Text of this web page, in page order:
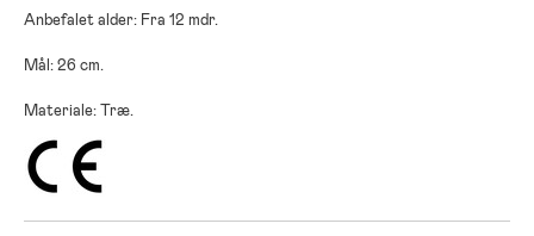
Anbefalet alder: Fra 12 mdr.
Mål: 26 cm.
Materiale: Træ.